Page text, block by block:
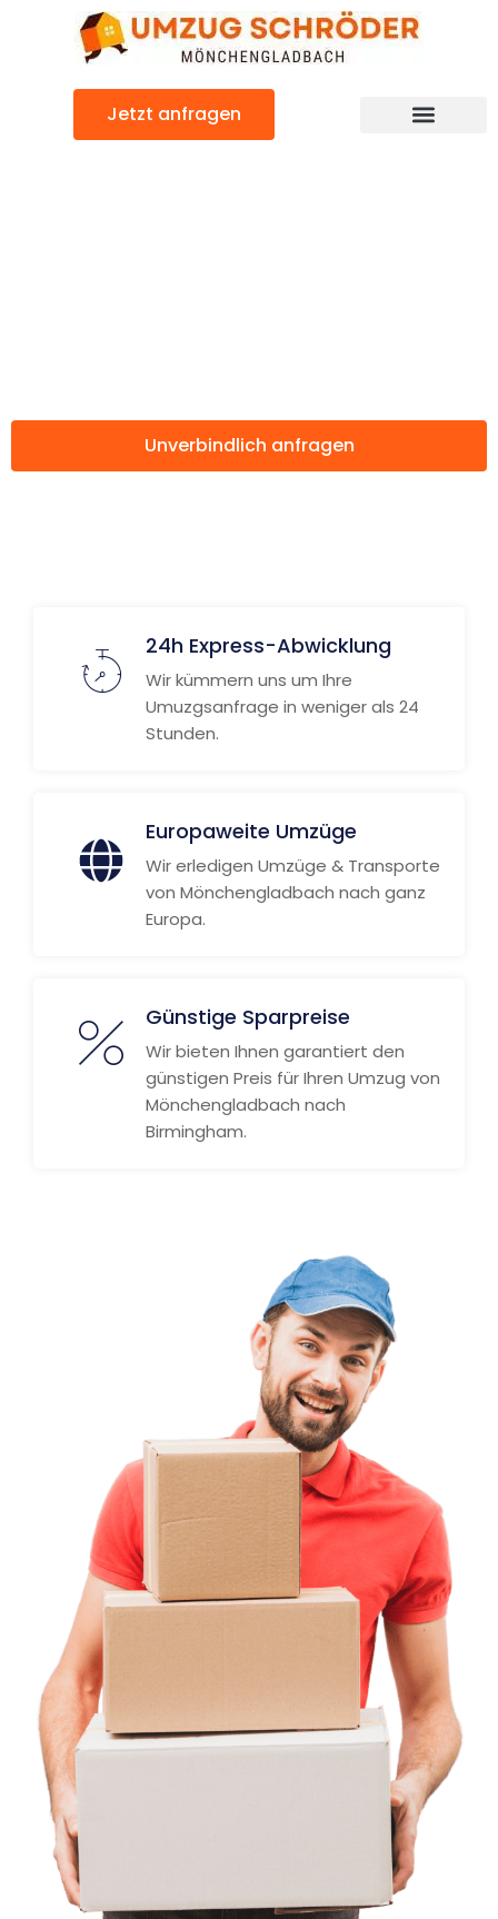
Jetzt anfragen
Unverbindlich anfragen
24h Express-Abwicklung
Wir kümmern uns um Ihre
Umuzgsanfrage in weniger als 24
Stunden.
Europaweite Umzüge
Wir erledigen Umzüge & Transporte
von Mönchengladbach nach ganz
Europa.
Günstige Sparpreise
Wir bieten Ihnen garantiert den
günstigen Preis für Ihren Umzug von
Mönchengladbach nach
Birmingham.